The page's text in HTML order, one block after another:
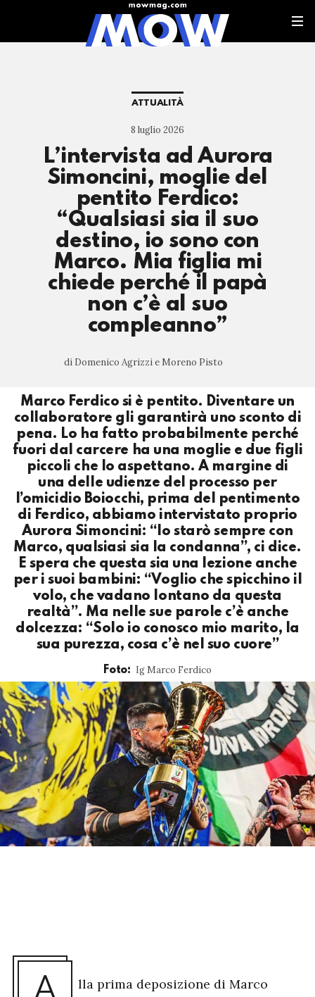
ATTUALITÀ
8 luglio 2026
L’intervista ad Aurora
Simoncini, moglie del
pentito Ferdico:
“Qualsiasi sia il suo
destino, io sono con
Marco. Mia figlia mi
chiede perché il papà
non c’è al suo
compleanno”
di Domenico Agrizzi e Moreno Pisto
Marco Ferdico si è pentito. Diventare un
collaboratore gli garantirà uno sconto di
pena. Lo ha fatto probabilmente perché
fuori dal carcere ha una moglie e due figli
piccoli che lo aspettano. A margine di
una delle udienze del processo per
l’omicidio Boiocchi, prima del pentimento
di Ferdico, abbiamo intervistato proprio
Aurora Simoncini: “Io starò sempre con
Marco, qualsiasi sia la condanna”, ci dice.
E spera che questa sia una lezione anche
per i suoi bambini: “Voglio che spicchino il
volo, che vadano lontano da questa
realtà”. Ma nelle sue parole c’è anche
dolcezza: “Solo io conosco mio marito, la
sua purezza, cosa c’è nel suo cuore”
Foto: Ig Marco Ferdico
lla prima deposizione di Marco